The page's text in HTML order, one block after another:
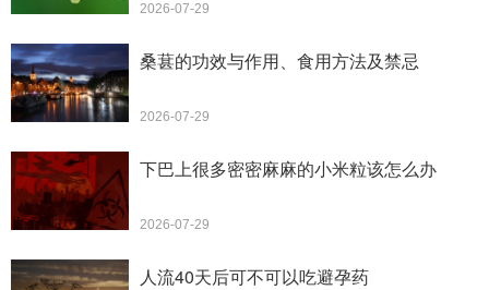
2026-07-29
桑葚的功效与作用、食用方法及禁忌
2026-07-29
下巴上很多密密麻麻的小米粒该怎么办
2026-07-29
人流40天后可不可以吃避孕药